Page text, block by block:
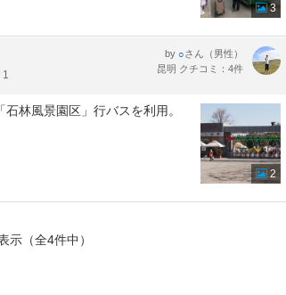
3
1
by ○さん（男性）
昆明 クチコミ：4件
林風景園区」行バスを利用。
2
示（全4件中）